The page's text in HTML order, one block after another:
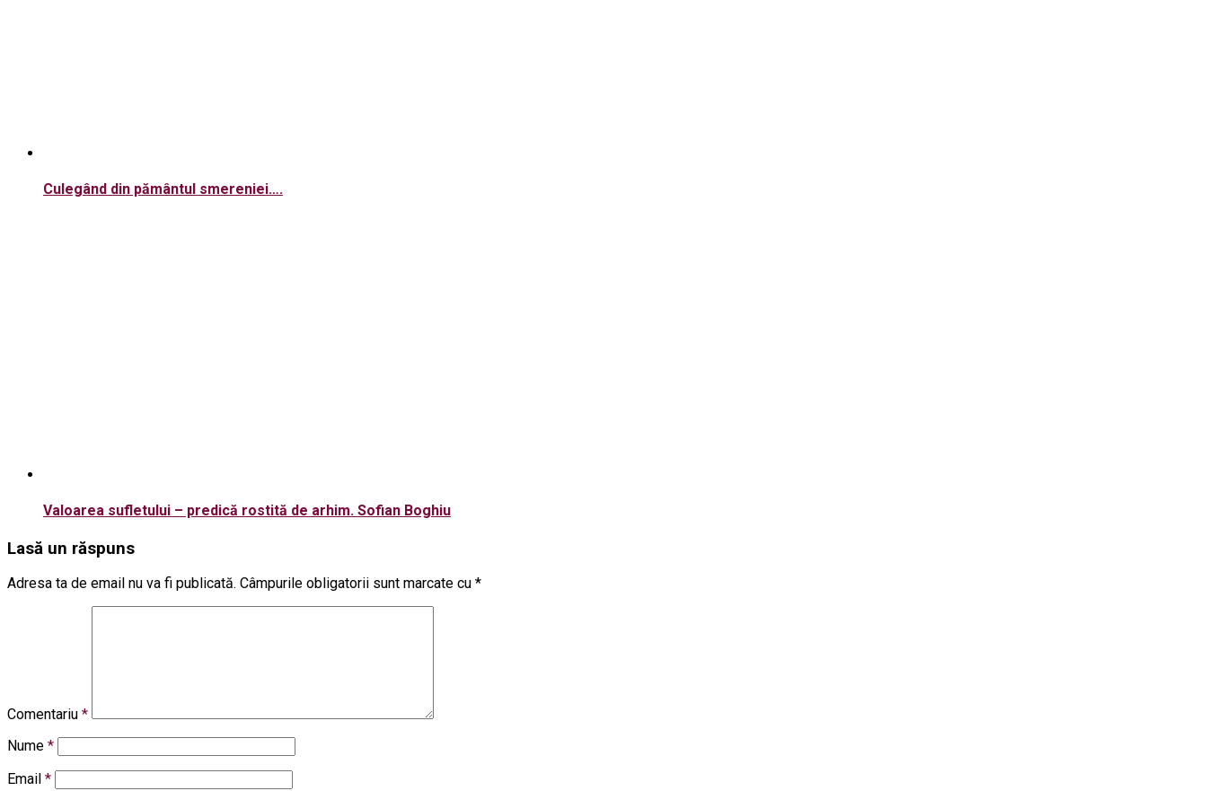
Culegând din pământul smereniei….
Valoarea sufletului – predică rostită de arhim. Sofian Boghiu
Lasă un răspuns
Adresa ta de email nu va fi publicată. Câmpurile obligatorii sunt marcate cu *
Comentariu *
Nume *
Email *